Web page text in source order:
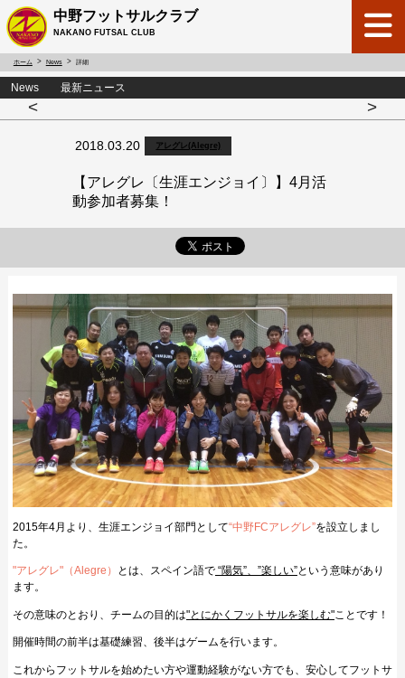
中野フットサルクラブ
NAKANO FUTSAL CLUB
ホーム News 詳細
News 最新ニュース
< >
2018.03.20 アレグレ(Alegre)
【アレグレ〔生涯エンジョイ〕】4月活
動参加者募集！
2015年4月より、生涯エンジョイ部門として“中野FCアレグレ”を設立しまし
た。
"アレグレ"（Alegre ） とは、スペイン語で“陽気”、”楽しい”という意味があり
ます。
その意味のとおり、チームの目的は"とにかくフットサルを楽しむ"ことです！
開催時間の前半は基礎練習、後半はゲームを行います。
これからフットサルを始めたい方や運動経験がない方でも、安心してフットサ